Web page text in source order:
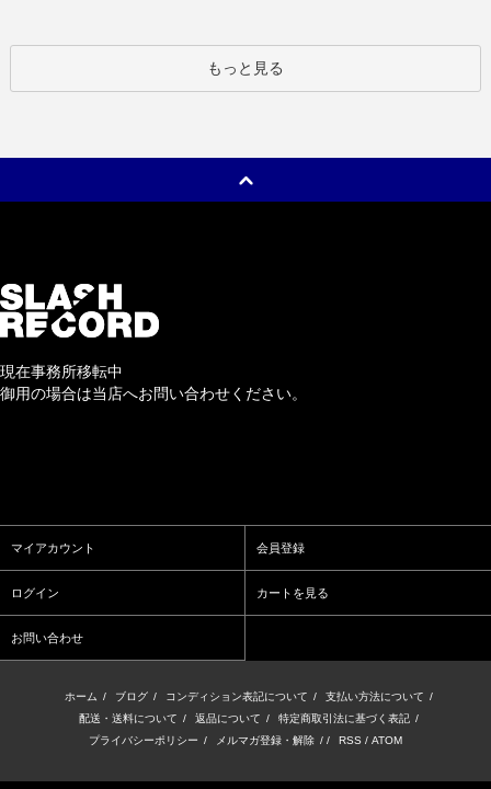
もっと見る
現在事務所移転中
御用の場合は当店へお問い合わせください。
マイアカウント 会員登録
ログイン カートを見る
お問い合わせ
ホーム / ブログ / コンディション表記について / 支払い方法について /
配送・送料について / 返品について / 特定商取引法に基づく表記 /
プライバシーポリシー / メルマガ登録・解除 / / RSS / ATOM